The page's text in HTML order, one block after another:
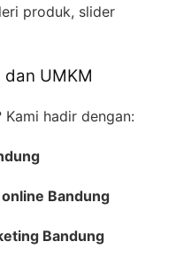
produk, slider
UMKM
Kami hadir dengan:
Bandung
Bandung